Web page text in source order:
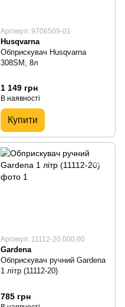
Артикул: 9706509-01
Husqvarna
Обприскувач Husqvarna
308SM, 8л
1 149 грн
В наявності
Купити
Артикул: 11112-20.000.00
Gardena
Обприскувач ручний Gardena
1 літр (11112-20)
785 грн